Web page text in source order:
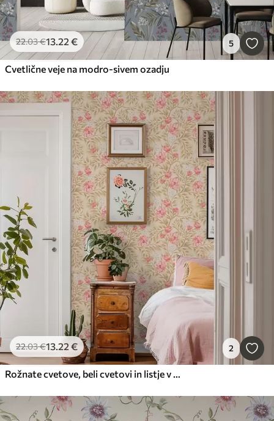
22.03€13.22 € 5
Cvetlične veje na modro-sivem ozadju
22.03€13.22 € 2
Rožnate cvetove, beli cvetovi in listje v okrastih odtenkih